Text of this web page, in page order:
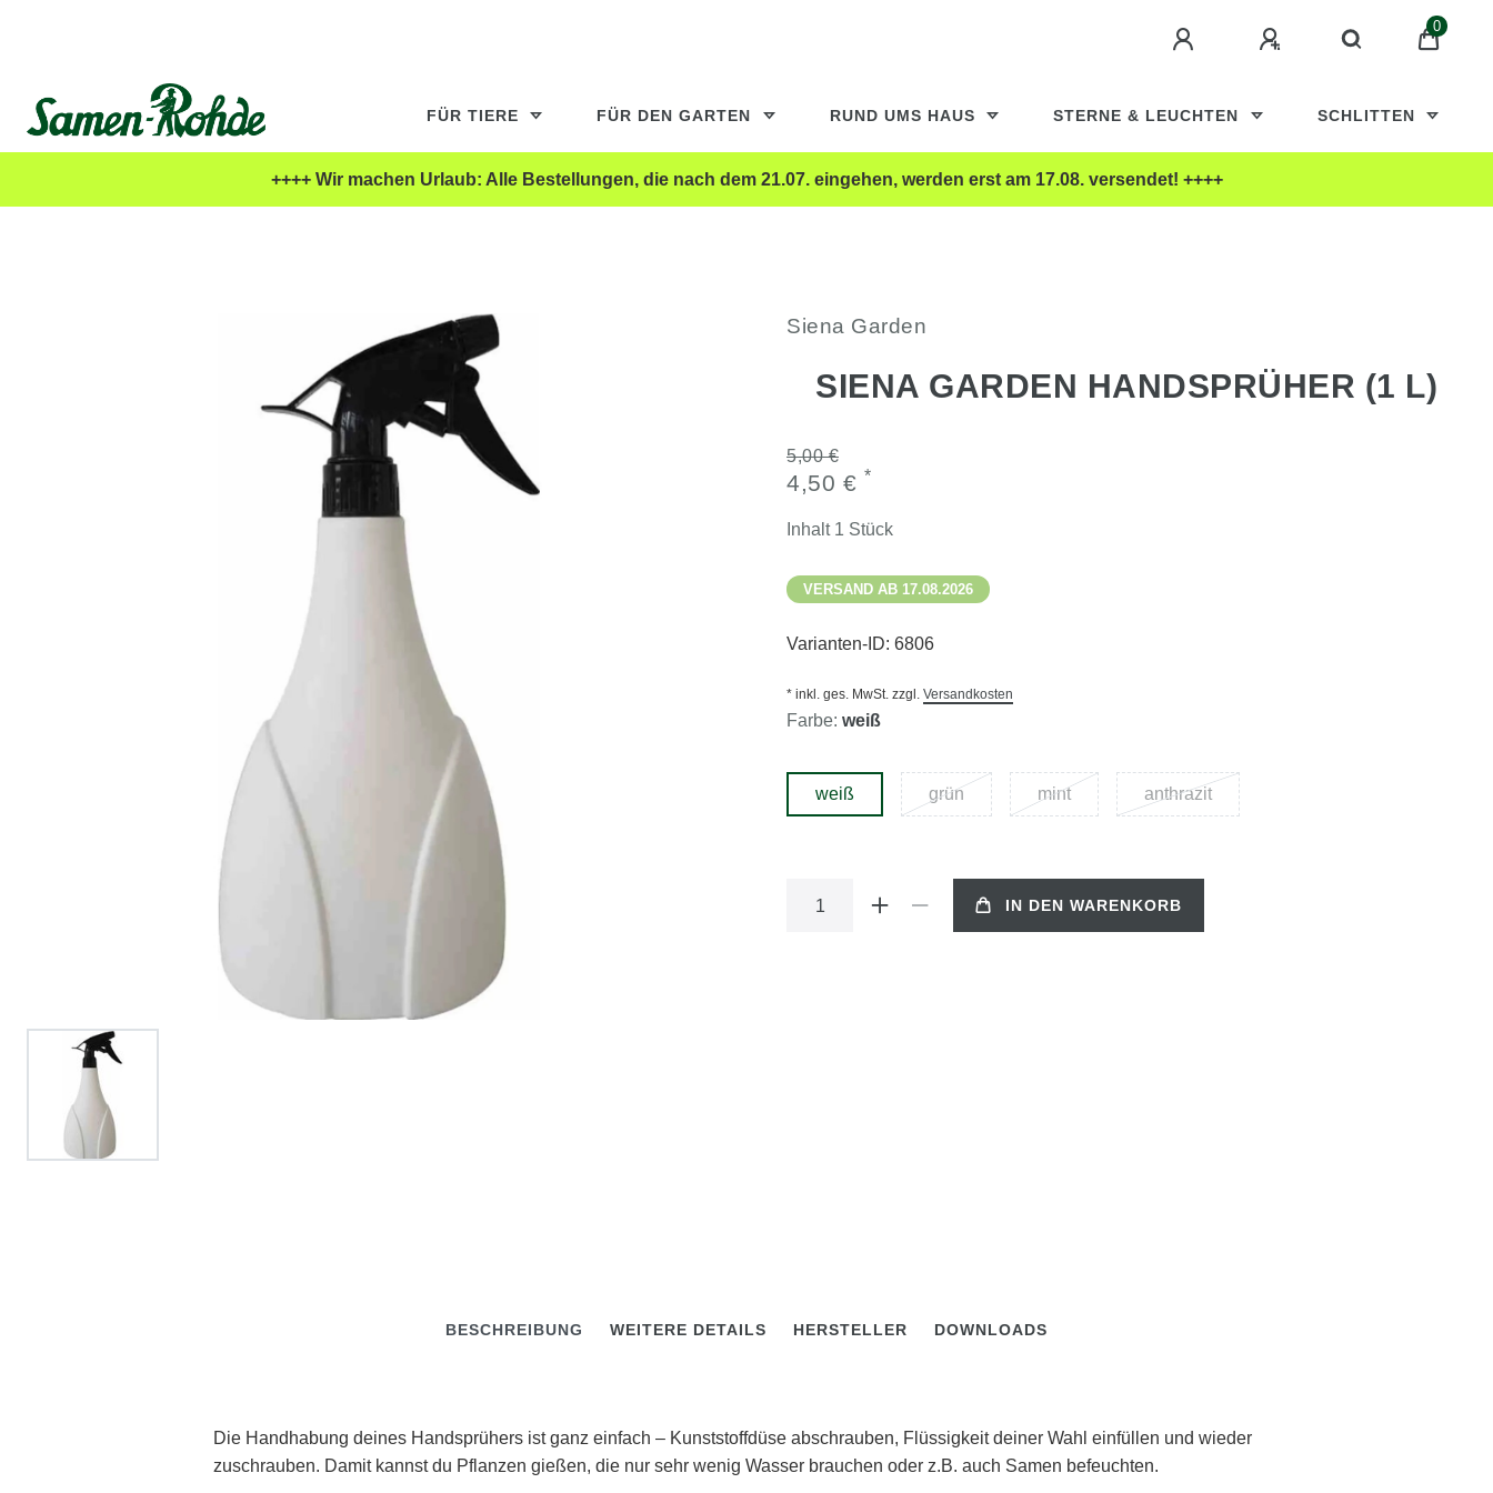
0
FÜR TIERE FÜR DEN GARTEN RUND UMS HAUS STERNE & LEUCHTEN SCHLITTEN
++++ Wir machen Urlaub: Alle Bestellungen, die nach dem 21.07. eingehen, werden erst am 17.08. versendet! ++++
Siena Garden
SIENA GARDEN HANDSPRÜHER (1 L)
5,00 €
4,50 € *
Inhalt 1 Stück
VERSAND AB 17.08.2026
Varianten-ID: 6806
* inkl. ges. MwSt. zzgl. Versandkosten
Farbe: weiß
weiß grün mint anthrazit
IN DEN WARENKORB
BESCHREIBUNG WEITERE DETAILS HERSTELLER DOWNLOADS
Die Handhabung deines Handsprühers ist ganz einfach – Kunststoffdüse abschrauben, Flüssigkeit deiner Wahl einfüllen und wieder
zuschrauben. Damit kannst du Pflanzen gießen, die nur sehr wenig Wasser brauchen oder z.B. auch Samen befeuchten.